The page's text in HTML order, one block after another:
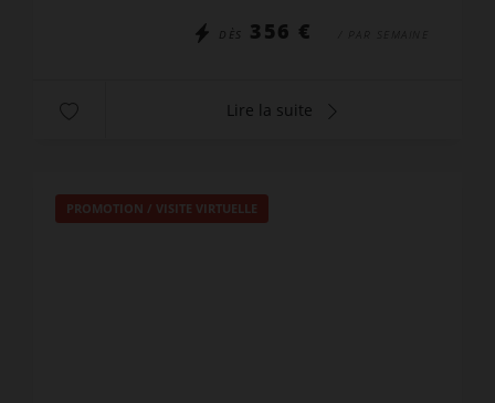
DÈS 356 € / PAR SEMAINE
Lire la suite
PROMOTION / VISITE VIRTUELLE